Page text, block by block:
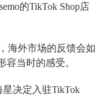
的TikTok Shop店
海外市场的反馈会如
容当时的感受。
决定入驻TikTok